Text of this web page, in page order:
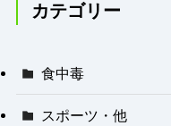
小売とクリーニン
カテゴリー
食中毒
スポーツ・他